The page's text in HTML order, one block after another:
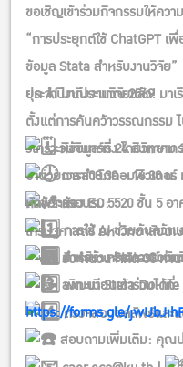
ขอเชิญเข้าร่วมกิจกรรมให้ควา
“การประยุกต์ใช้ ChatGPT
ข้อมูล Stata สำหรับงานวิจัย”
ประจำปีงบประมาณ 2569
ยุค AI มาถึงงานวิจัยแล้ว! มา
ตั้งแต่การค้นคว้าวรรณกรรม
วิเคราะห์ข้อมูลจริง โดยวิทย
อำนวยการสำนักคอมพิวเตอ
เจ้าพระยา
วันจันทร์ที่ 24 สิงหาคม
เวลา 08.30 – 16.30 น.
ห้อง EC 5520 ชั้น 5 อ
เศรษฐศาสตร์ มหาวิทยาลัยเ
รับจำนวนจำกัด 30 ท่าน
หัวข้อการอบรม:
การใช้ AI ช่วยค้นคว้าแ
การสร้าง Stata
พัฒนา Stata Do-file
ตรวจสอบผลลัพธ์และ
สำหรับ: คณาจารย์ นัก
ลงทะเบียนเข้าร่วมได้ที่:
https://forms.gle/
สอบถามเพิ่มเติม: คุณ